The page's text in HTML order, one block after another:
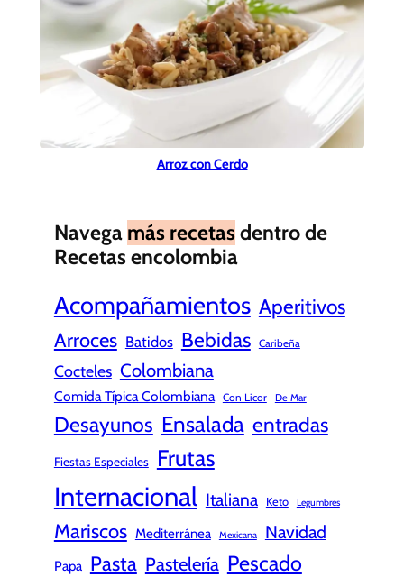
Arroz con Cerdo
Navega más recetasdentro de
Recetas encolombia
Acompañamientos Aperitivos
Arroces Batidos Bebidas Caribeña
Cocteles Colombiana
Comida Típica Colombiana Con Licor De Mar
Desayunos Ensalada entradas
Fiestas Especiales Frutas
Internacional Italiana Keto Legumbres
Mariscos Mediterránea Mexicana Navidad
Papa Pasta Pastelería Pescado